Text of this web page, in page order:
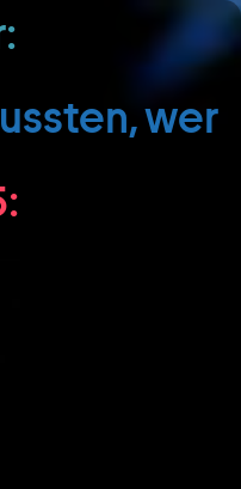
wer